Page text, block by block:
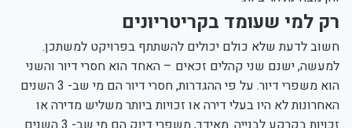
רק למי שעומד בקריטריונים
חשוב לדעת שלא כולם יכולים להשתתף בפרויקט למשתכן.
למעשה, ישנם שני קהלים זכאים – האחד הוא חסרי דיור והשני
הוא משפרי דיור. על פי ההגדרות, חסרי דיור הם מי שב- 3 השנים
האחרונות לא היו בעלי דירה או זכויות ביותר משליש מדירה או